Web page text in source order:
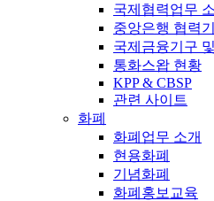
국제협력업무
중앙은행 협력
국제금융기구
통화스왑 현황
KPP & CBSP
관련 사이트
화폐
화폐업무 소개
현용화폐
기념화폐
화폐홍보교육